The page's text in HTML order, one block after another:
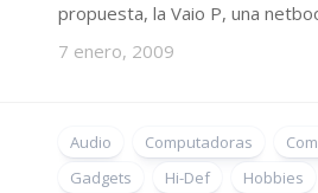
propuesta, la Vaio P, una
7 enero, 2009
Audio Computadoras
Gadgets
Hi-Def Hobbies